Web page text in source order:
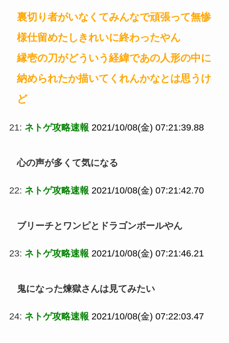
裏切り者がいなくてみんなで頑張って無惨
様仕留めたしきれいに終わったやん
縁壱の刀がどういう経緯であの人形の中に
納められたか描いてくれんかなとは思うけ
ど
21: ネトゲ攻略速報 2021/10/08(金) 07:21:39.88
心の声が多くて気になる
22: ネトゲ攻略速報 2021/10/08(金) 07:21:42.70
ブリーチとワンピとドラゴンボールやん
23: ネトゲ攻略速報 2021/10/08(金) 07:21:46.21
鬼になった煉獄さんは見てみたい
24: ネトゲ攻略速報 2021/10/08(金) 07:22:03.47